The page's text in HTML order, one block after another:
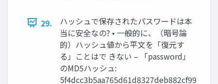
29.
ハッシュで保存されたパスワードは本
当に安全なの? • 一般的に、（暗号論
的）ハッシュ値から平文を「復元す
る」ことはで きない – 「password」
のMD5ハッシュ:
5f4dcc3b5aa765d61d8327deb882cf99